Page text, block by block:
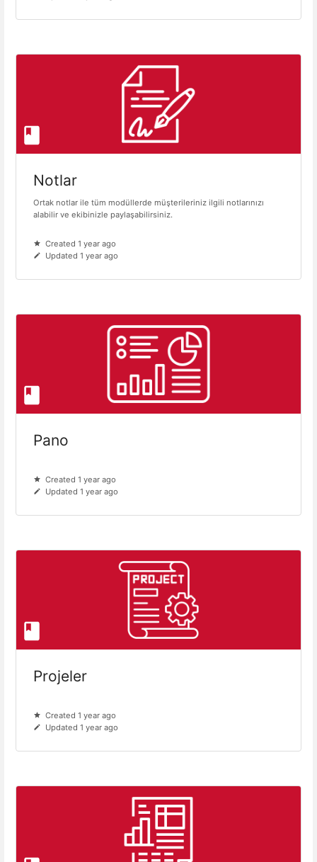
Notlar
Ortak notlar ile tüm modüllerde müşterileriniz ilgili notlarınızı
alabilir ve ekibinizle paylaşabilirsiniz.
Created 1 year ago
Updated 1 year ago
Pano
Created 1 year ago
Updated 1 year ago
Projeler
Created 1 year ago
Updated 1 year ago